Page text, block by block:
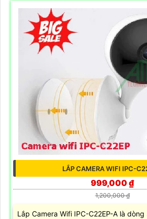
LẮP CAMERA WIFI IPC-
999,000 ₫
1,200,000 ₫
Lắp Camera Wifi IPC-C22EP-A là